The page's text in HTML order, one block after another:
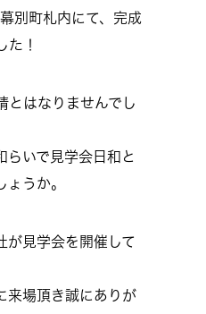
別町札内にて、完成
た！
とはなりませんでし
らいで見学会日和と
ょうか。
が見学会を開催して
来場頂き誠にありが